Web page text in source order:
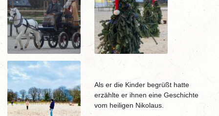
Als er die Kinder begrüßt hatte
erzählte er ihnen eine Geschichte
vom heiligen Nikolaus.